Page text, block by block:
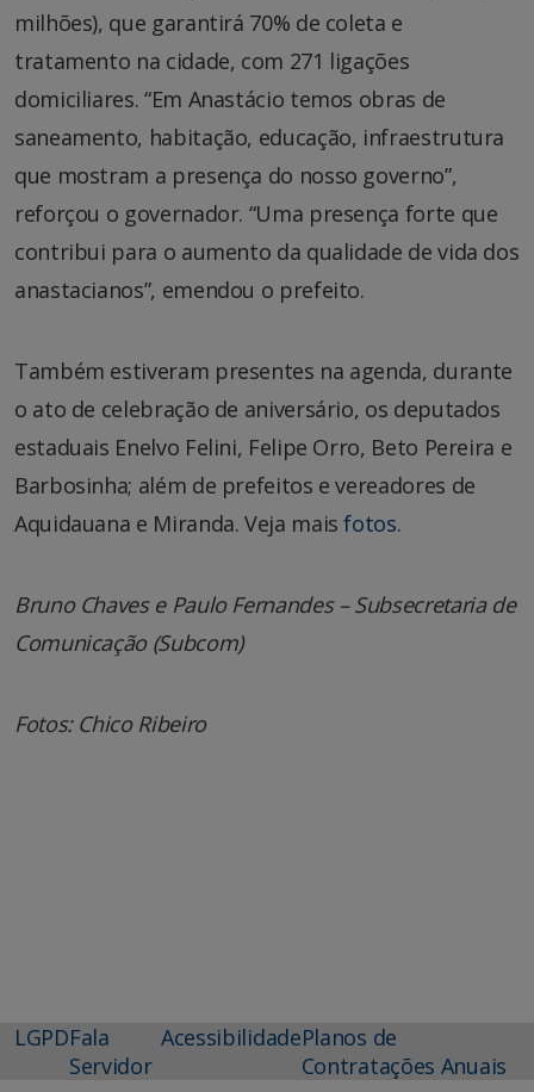
milhões), que garantirá 70% de coleta e
tratamento na cidade, com 271 ligações
domiciliares. “Em Anastácio temos obras de
saneamento, habitação, educação, infraestrutura
que mostram a presença do nosso governo”,
reforçou o governador. “Uma presença forte que
contribui para o aumento da qualidade de vida dos
anastacianos”, emendou o prefeito.
Também estiveram presentes na agenda, durante
o ato de celebração de aniversário, os deputados
estaduais Enelvo Felini, Felipe Orro, Beto Pereira e
Barbosinha; além de prefeitos e vereadores de
Aquidauana e Miranda. Veja maisfotos.
Bruno Chaves e Paulo Fernandes – Subsecretaria de
Comunicação (Subcom)
Fotos: Chico Ribeiro
LGPDFala
Servidor
AcessibilidadePlanos de
Contratações Anuais